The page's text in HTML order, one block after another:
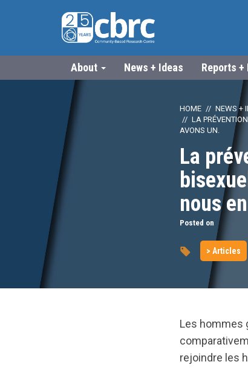
About News + Ideas Reports
HOME
NEWS +
LA
AVONS UN.
La
nous
Posted on
> Articles
Les hommes
rejoindre les